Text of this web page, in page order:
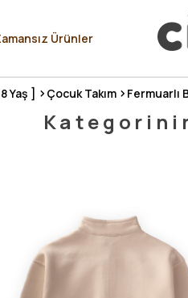
Ürünler
Yaş ] Çocuk Takım Fermuarlı